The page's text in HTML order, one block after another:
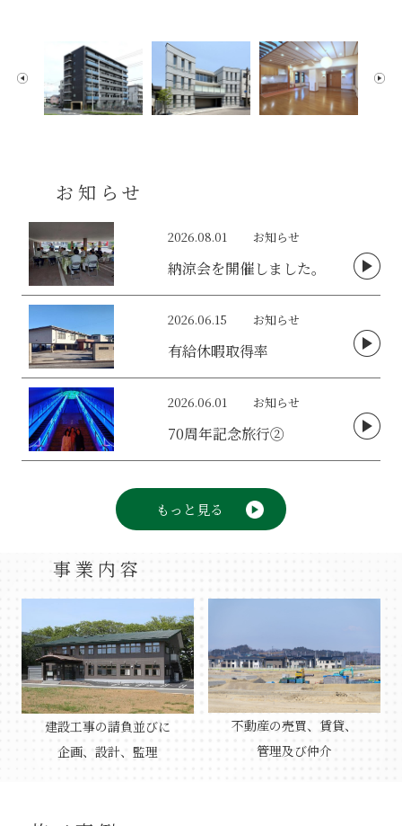
お知らせ
2026.08.01 お知らせ
納涼会を開催しました。
2026.06.15 お知らせ
有給休暇取得率
2026.06.01 お知らせ
70周年記念旅行②
もっと見る
事業内容
建設工事の請負並びに
企画、設計、監理
不動産の売買、賃貸、
管理及び仲介